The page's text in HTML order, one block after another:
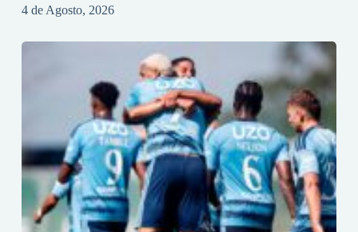
4 de Agosto, 2026